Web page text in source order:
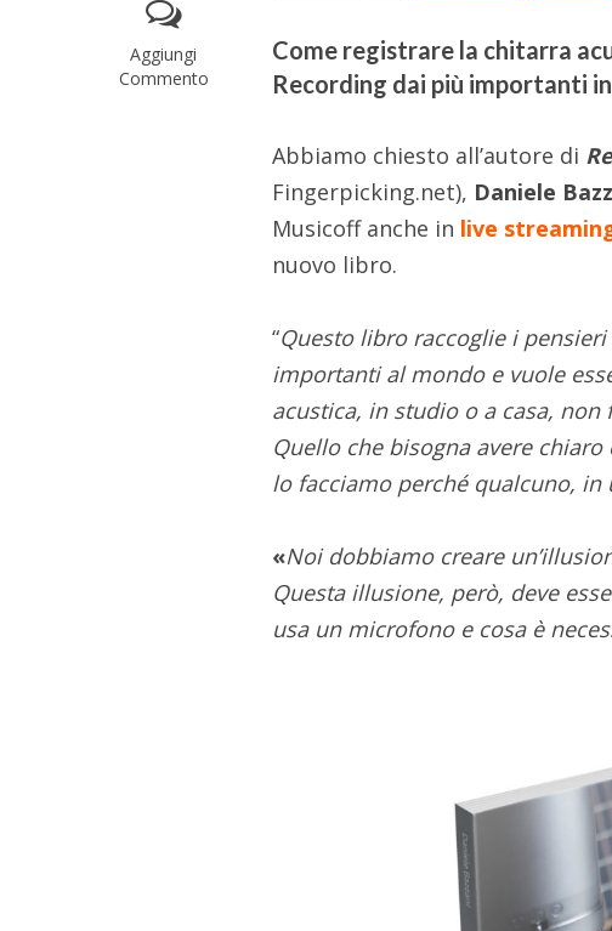
Aggiungi
Commento
Come registrare la chitarra
Recording dai più importanti
Abbiamo chiesto all’autore di
Fingerpicking.net), Daniele
Musicoff anche in live
nuovo libro.
“Questo libro raccoglie i
importanti al mondo e vuole
acustica, in studio o a casa, non
Quello che bisogna avere
lo facciamo perché qualcuno,
«Noi dobbiamo creare
Questa illusione, però, deve
usa un microfono e cosa è